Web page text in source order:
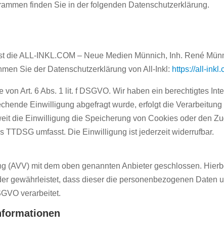
finden Sie in der folgenden Datenschutzerklärung.
die ALL-INKL.COM – Neue Medien Münnich, Inh. René
Sie der Datenschutzerklärung von All-Inkl: https://all-
Art. 6 Abs. 1 lit. f DSGVO. Wir haben ein berechtigtes
Einwilligung abgefragt wurde, erfolgt die
die Einwilligung die Speicherung von Cookies oder den
TTDSG umfasst. Die Einwilligung ist jederzeit widerrufbar.
(AVV) mit dem oben genannten Anbieter geschlossen.
gewährleistet, dass dieser die personenbezogenen Daten
verarbeitet.